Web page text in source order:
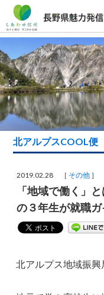
北アルプスCOOL便
2019.02.28 ［ その他 ］
「地域で働く」
の３年生が就職
北アルプス地域振興